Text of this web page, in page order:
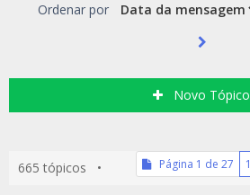
Ordenar por
Novo Tópico
665 tópicos • Página 1 de 27 1